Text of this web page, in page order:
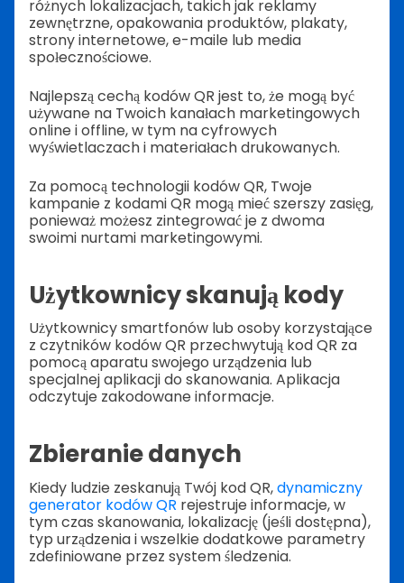
różnych lokalizacjach, takich jak reklamy
zewnętrzne, opakowania produktów, plakaty,
strony internetowe, e-maile lub media
społecznościowe.
Najlepszą cechą kodów QR jest to, że mogą być
używane na Twoich kanałach marketingowych
online i offline, w tym na cyfrowych
wyświetlaczach i materiałach drukowanych.
Za pomocą technologii kodów QR, Twoje
kampanie z kodami QR mogą mieć szerszy zasięg,
ponieważ możesz zintegrować je z dwoma
swoimi nurtami marketingowymi.
Użytkownicy skanują kody
Użytkownicy smartfonów lub osoby korzystające
z czytników kodów QR przechwytują kod QR za
pomocą aparatu swojego urządzenia lub
specjalnej aplikacji do skanowania. Aplikacja
odczytuje zakodowane informacje.
Zbieranie danych
Kiedy ludzie zeskanują Twój kod QR,dynamiczny
generator kodów QR rejestruje informacje, w
tym czas skanowania, lokalizację (jeśli dostępna),
typ urządzenia i wszelkie dodatkowe parametry
zdefiniowane przez system śledzenia.